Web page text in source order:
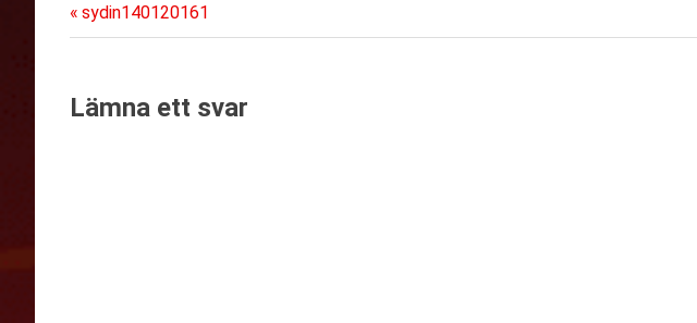
Inläggsnavigering
Föregående
inlägg:
sydin140120161
Lämna ett svar